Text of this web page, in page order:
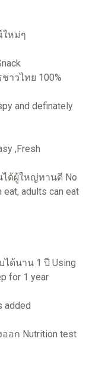
หม่ๆ
าวไทย 100%
and definately
,Fresh
ได้ผู้ใหญ่ทานดี No
eat, adults can eat
ได้นาน 1 ปี Using
for 1 year
added
อก Nutrition test